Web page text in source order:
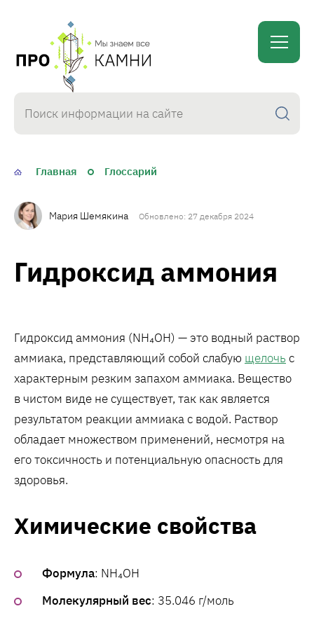
proKamni
Главная Глоссарий
Мария Шемякина Обновлено: 27 декабря 2024
Гидроксид аммония
Гидроксид аммония (NH₄OH) — это водный раствор
аммиака, представляющий собой слабую щелочь с
характерным резким запахом аммиака. Вещество
в чистом виде не существует, так как является
результатом реакции аммиака с водой. Раствор
обладает множеством применений, несмотря на
его токсичность и потенциальную опасность для
здоровья.
Химические свойства
Формула: NH₄OH
Молекулярный вес: 35.046 г/моль